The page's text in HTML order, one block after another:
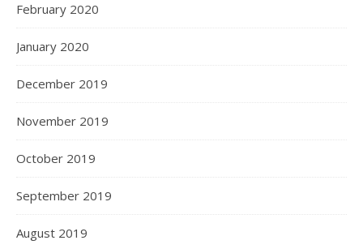
February 2020
January 2020
December 2019
November 2019
October 2019
September 2019
August 2019